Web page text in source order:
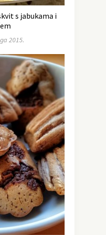
s jabukama i
2015.